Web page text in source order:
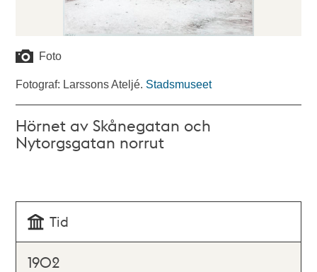
Foto
Fotograf: Larssons Ateljé. Stadsmuseet
Hörnet av Skånegatan och
Nytorgsgatan norrut
Tid
1902